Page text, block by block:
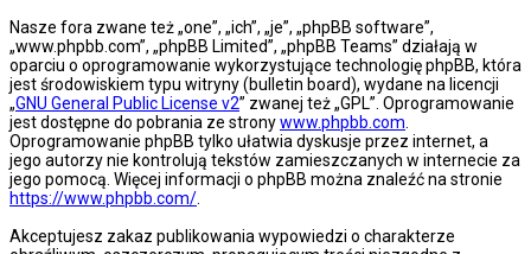
Nasze fora zwane też „one”, „ich”, „je”, „phpBB software”,
„www.phpbb.com”, „phpBB Limited”, „phpBB Teams” działają w
oparciu o oprogramowanie wykorzystujące technologię phpBB, która
jest środowiskiem typu witryny (bulletin board), wydane na licencji
„GNU General Public License v2” zwanej też „GPL”. Oprogramowanie
jest dostępne do pobrania ze stronywww.phpbb.com
Oprogramowanie phpBB tylko ułatwia dyskusje przez internet, a
jego autorzy nie kontrolują tekstów zamieszczanych w internecie za
jego pomocą. Więcej informacji o phpBB można znaleźć na stronie
https://www.phpbb.com/
Akceptujesz zakaz publikowania wypowiedzi o charakterze